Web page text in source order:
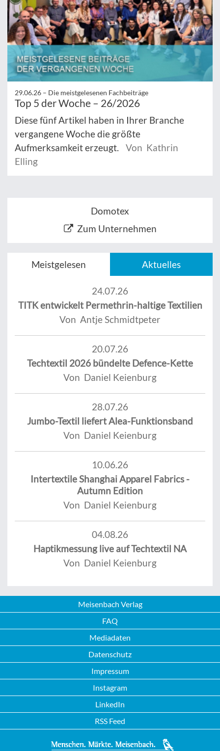
29.06.26 – Die meistgelesenen Fachbeiträge
Top 5 der Woche – 26/2026
Diese fünf Artikel haben in Ihrer Branche
vergangene Woche die größte
Aufmerksamkeit erzeugt.
Von Kathrin
Elling
Domotex
Zum Unternehmen
Meistgelesen Aktuelles
24.07.26
TITK entwickelt Permethrin-haltige Textilien
Von Antje Schmidtpeter
20.07.26
Techtextil 2026 bündelte Defence-Kette
Von Daniel Keienburg
28.07.26
Jumbo-Textil liefert Alea-Funktionsband
Von Daniel Keienburg
10.06.26
Intertextile Shanghai Apparel Fabrics -
Autumn Edition
Von Daniel Keienburg
04.08.26
Haptikmessung live auf Techtextil NA
Von Daniel Keienburg
Meisenbach Verlag
FAQ
Mediadaten
Datenschutz
Impressum
Instagram
LinkedIn
RSS Feed